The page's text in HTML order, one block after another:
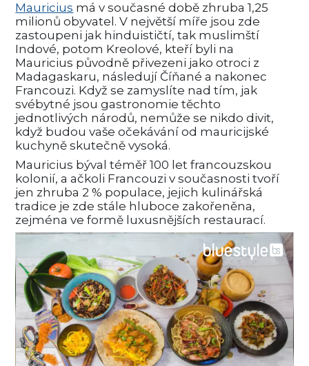
Mauricius má v současné době zhruba 1,25
milionů obyvatel. V největší míře jsou zde
zastoupeni jak hinduističtí, tak muslimští
Indové, potom Kreolové, kteří byli na
Mauricius původně přivezeni jako otroci z
Madagaskaru, následují Číňané a nakonec
Francouzi. Když se zamyslíte nad tím, jak
svébytné jsou gastronomie těchto
jednotlivých národů, nemůže se nikdo divit,
když budou vaše očekávání od mauricijské
kuchyně skutečně vysoká.
Mauricius býval téměř 100 let francouzskou
kolonií, a ačkoli Francouzi v současnosti tvoří
jen zhruba 2 % populace, jejich kulinářská
tradice je zde stále hluboce zakořeněna,
zejména ve formě luxusnějších restaurací.